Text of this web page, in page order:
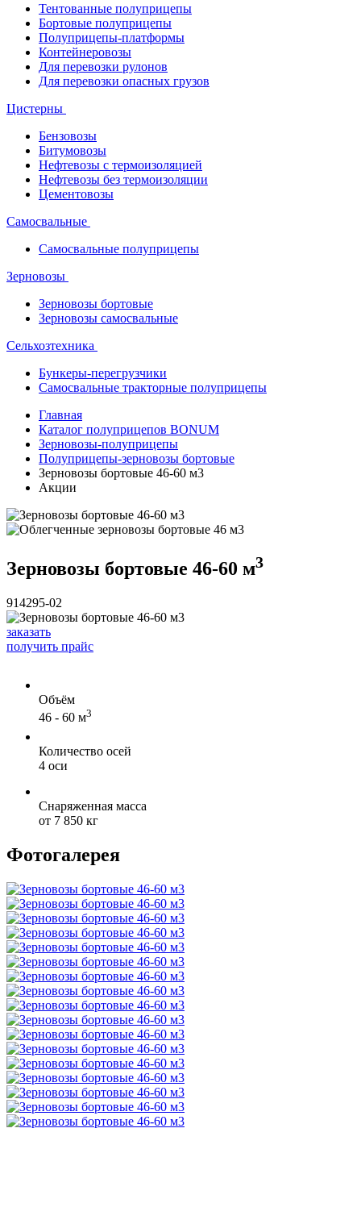
Тентованные полуприцепы
Бортовые полуприцепы
Полуприцепы-платформы
Контейнеровозы
Для перевозки рулонов
Для перевозки опасных грузов
Цистерны
Бензовозы
Битумовозы
Нефтевозы с термоизоляцией
Нефтевозы без термоизоляции
Цементовозы
Самосвальные
Самосвальные полуприцепы
Зерновозы
Зерновозы бортовые
Зерновозы самосвальные
Сельхозтехника
Бункеры-перегрузчики
Самосвальные тракторные полуприцепы
Главная
Каталог полуприцепов BONUM
Зерновозы-полуприцепы
Полуприцепы-зерновозы бортовые
Зерновозы бортовые 46-60 м3
Акции
Зерновозы бортовые 46-60 м3
914295-02
заказать
получить прайс
Объём
46 - 60 м3
Количество осей
4 оси
Снаряженная масса
от 7 850 кг
Фотогалерея